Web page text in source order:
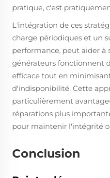
pratique, c'est
L'intégration de ces
charge périodiques et un
performance, peut aider à
générateurs fonctionnent
efficace tout en
d'indisponibilité. Cette
particulièrement
réparations plus
pour maintenir l'intégrité
Conclusion